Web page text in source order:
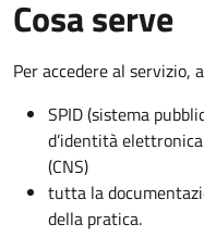
Cosa serve
Per accedere al servizio,
SPID (sistema
d’identità
(CNS)
tutta la
della pratica.